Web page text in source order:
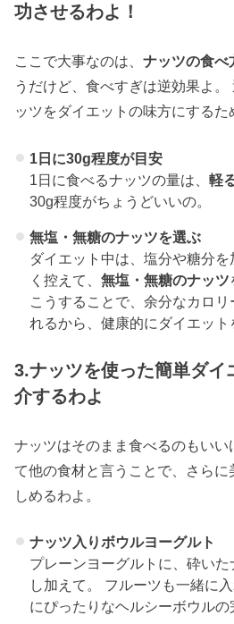
功させるわよ！
ここで大事なのは、ナッツの食べ
うだけど、食べすぎは逆効果よ
ッツをダイエットの味方にするた
1日に30g程度が目安
1日に食べるナッツの量は、 軽
30g程度がちょうどいいの。
無塩・無糖のナッツを選ぶ
ダイエット中は、塩分や糖分
く控えて、 無塩・無糖のナッツ
こうすることで、余分なカロ
れるから、健康的にダイエット
3.ナッツを使った簡単ダイ
介するわよ
ナッツはそのまま食べるのもいい
て他の食材と言うことで、さら
しめるわよ。
ナッツ入りボウルヨーグルト
プレーンヨーグルトに、砕い
し加えて。 フルーツも一緒に
にぴったりなヘルシーボウルの